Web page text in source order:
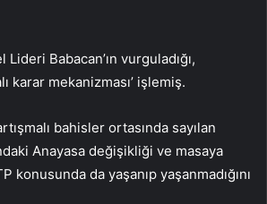
Babacan’ın vurguladığı,
karar mekanizması’ işlemiş.
bahisler ortasında sayılan
Anayasa değişikliği ve masaya
konusunda da yaşanıp yaşanmadığını